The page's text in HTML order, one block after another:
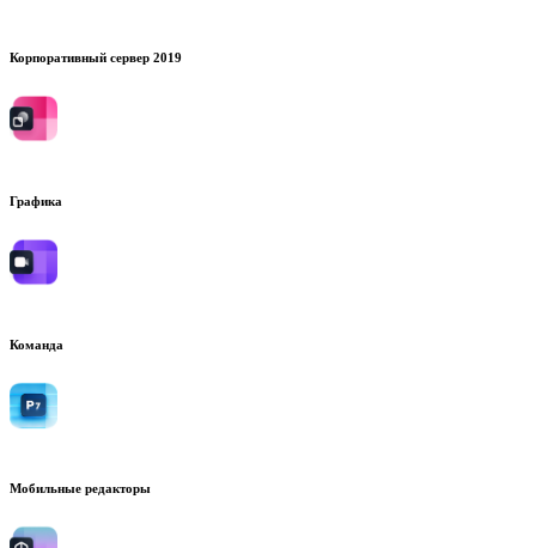
Корпоративный сервер 2019
Графика
Команда
Мобильные редакторы